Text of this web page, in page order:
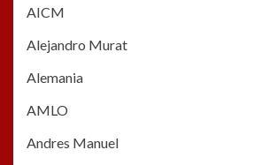
AICM
Alejandro Murat
Alemania
AMLO
Andres Manuel